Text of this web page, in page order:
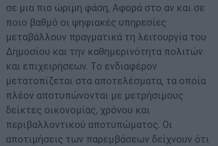
σε μια πιο ώριμη φάση, Αφορά στο αν και σε
ποιο βαθμό οι ψηφιακές υπηρεσίες
μεταβάλλουν πραγματικά τη λειτουργία του
Δημοσίου και την καθημερινότητα πολιτών
και επιχειρήσεων. Το ενδιαφέρον
μετατοπίζεται στα αποτελέσματα, τα οποία
πλέον αποτυπώνονται με μετρήσιμους
δείκτες οικονομίας, χρόνου και
περιβαλλοντικού αποτυπώματος. Οι
αποτιμήσεις των παρεμβάσεων δείχνουν ότι